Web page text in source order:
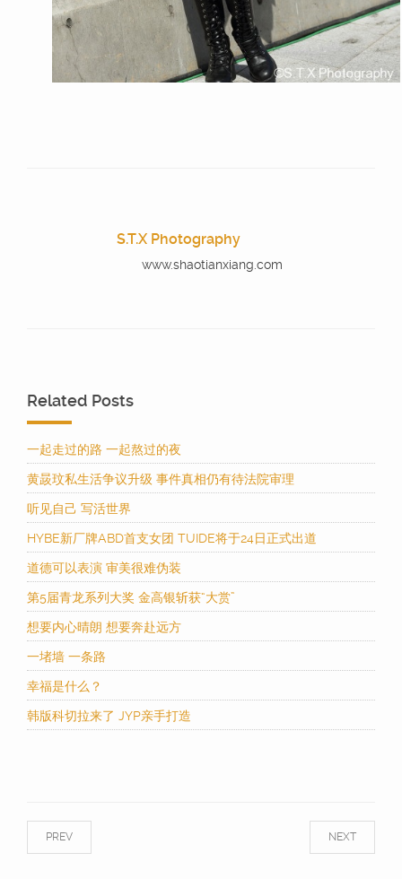
S.T.X Photography
www.shaotianxiang.com
Related Posts
一起走过的路 一起熬过的夜
黄晸玟私生活争议升级 事件真相仍有待法院审理
听见自己 写活世界
HYBE新厂牌ABD首支女团 TUIDE将于24日正式出道
道德可以表演 审美很难伪装
第5届青龙系列大奖 金高银斩获“大赏”
想要内心晴朗 想要奔赴远方
一堵墙 一条路
幸福是什么？
韩版科切拉来了 JYP亲手打造
NEXT
PREV